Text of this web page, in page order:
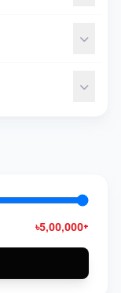
৳5,00,000+